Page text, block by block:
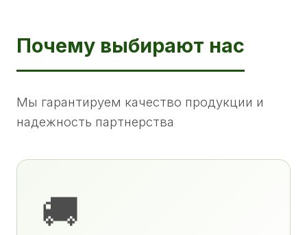
Почему выбирают нас
Мы гарантируем качество продукции и
надежность партнерства
🚚